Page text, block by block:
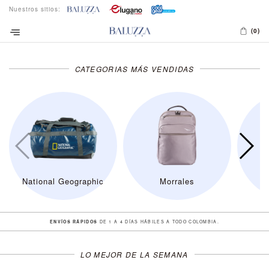
Nuestros sitios:
(0)
CATEGORIAS MÁS VENDIDAS
National Geographic Morrales
ENVÍOS RÁPIDOS DE 1 A 4 DÍAS HÁBILES A TODO COLOMBIA.
LO MEJOR DE LA SEMANA